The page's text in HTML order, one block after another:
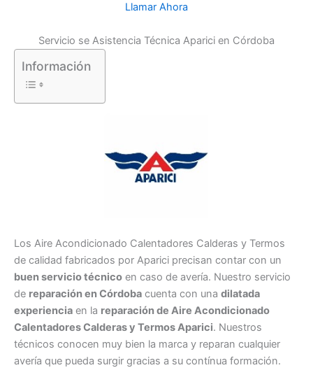
Llamar Ahora
Servicio se Asistencia Técnica Aparici en Córdoba
Información
Los Aire Acondicionado Calentadores Calderas y Termos
de calidad fabricados por Aparici precisan contar con un
buen servicio técnico en caso de avería. Nuestro servicio
de reparación en Córdoba cuenta con una dilatada
experiencia en la reparación de Aire Acondicionado
Calentadores Calderas y Termos Aparici. Nuestros
técnicos conocen muy bien la marca y reparan cualquier
avería que pueda surgir gracias a su contínua formación.